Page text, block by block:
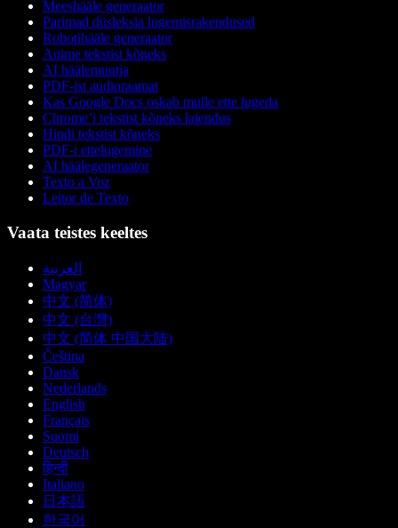
Meeshääle generaator
Parimad düsleksia lugemisrakendused
Robotihääle generaator
Anime tekstist kõneks
AI häälemuutja
PDF-ist audioraamat
Kas Google Docs oskab mulle ette lugeda
Chrome’i tekstist kõneks laiendus
Hindi tekstist kõneks
PDF-i ettelugemine
AI häälegeneraator
Texto a Voz
Leitor de Texto
Vaata teistes keeltes
العربية
Magyar
中文 (简体)
中文 (台灣)
中文 (简体 中国大陆)
Čeština
Dansk
Nederlands
English
Français
Suomi
Deutsch
हिन्दी
Italiano
日本語
한국어